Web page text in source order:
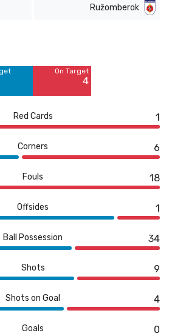
Ružomberok
On Target
4
Red Cards 1
Corners 6
Fouls 18
Offsides 1
Ball Possession 34
Shots 9
Shots on Goal 4
Goals 0